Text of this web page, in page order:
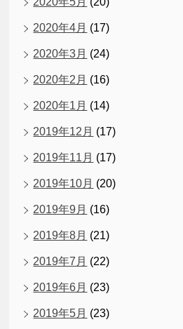
2020年4月 (17)
2020年3月 (24)
2020年2月 (16)
2020年1月 (14)
2019年12月 (17)
2019年11月 (17)
2019年10月 (20)
2019年9月 (16)
2019年8月 (21)
2019年7月 (22)
2019年6月 (23)
2019年5月 (23)